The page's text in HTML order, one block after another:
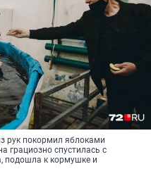
рук покормил яблоками
грациозно спустилась с
подошла к кормушке и